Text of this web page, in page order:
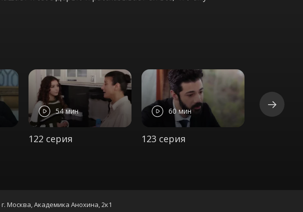
54 мин
122 серия
60 мин
123 серия
54
Москва, Академика Анохина, 2к1